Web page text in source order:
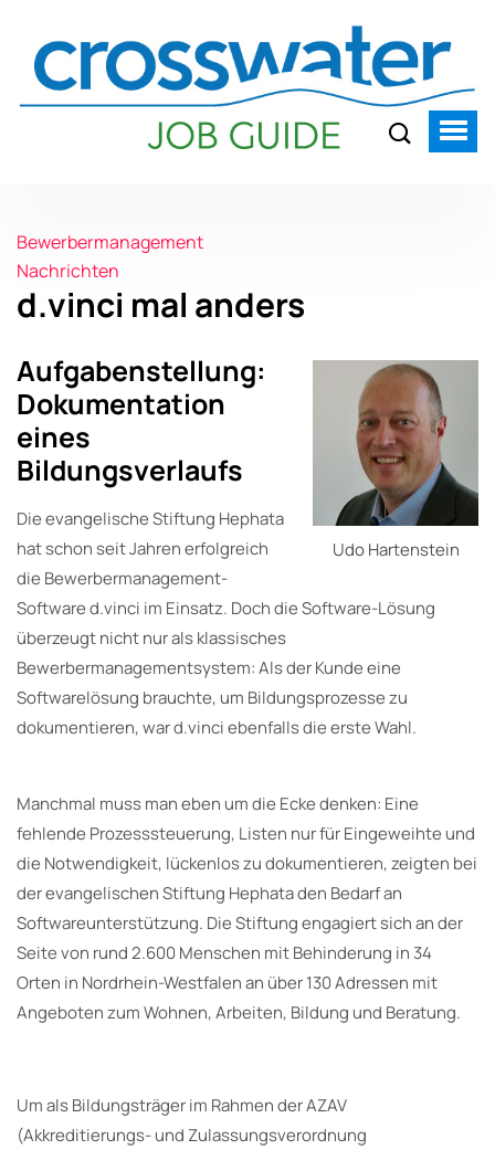
Bewerbermanagement
Nachrichten
d.vinci mal anders
Udo Hartenstein
Aufgabenstellung:
Dokumentation
eines
Bildungsverlaufs
Die evangelische Stiftung Hephata
hat schon seit Jahren erfolgreich
die Bewerbermanagement-
Software d.vinci im Einsatz. Doch die Software-Lösung
überzeugt nicht nur als klassisches
Bewerbermanagementsystem: Als der Kunde eine
Softwarelösung brauchte, um Bildungsprozesse zu
dokumentieren, war d.vinci ebenfalls die erste Wahl.
Manchmal muss man eben um die Ecke denken: Eine
fehlende Prozesssteuerung, Listen nur für Eingeweihte und
die Notwendigkeit, lückenlos zu dokumentieren, zeigten bei
der evangelischen Stiftung Hephata den Bedarf an
Softwareunterstützung. Die Stiftung engagiert sich an der
Seite von rund 2.600 Menschen mit Behinderung in 34
Orten in Nordrhein-Westfalen an über 130 Adressen mit
Angeboten zum Wohnen, Arbeiten, Bildung und Beratung.
Um als Bildungsträger im Rahmen der AZAV
(Akkreditierungs- und Zulassungsverordnung